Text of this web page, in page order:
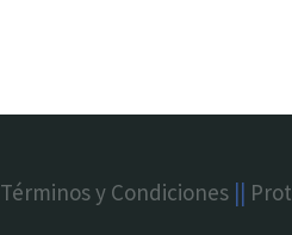
Términos y Condiciones ||